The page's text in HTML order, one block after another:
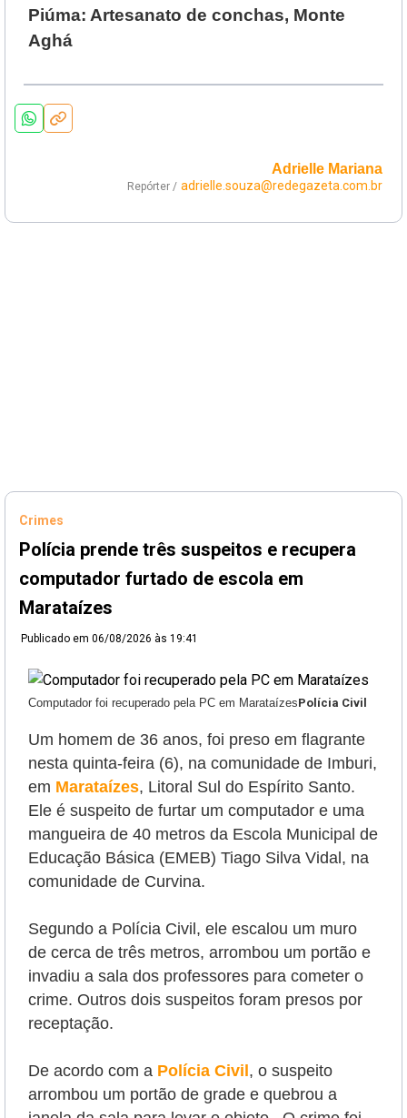
Piúma: Artesanato de conchas, Monte
Aghá
Adrielle Mariana
Repórter / adrielle.souza@redegazeta.com.br
Crimes
Polícia prende três suspeitos e recupera
computador furtado de escola em
Marataízes
Publicado em 06/08/2026 às 19:41
Computador foi recuperado pela PC em MarataízesPolícia Civil
Um homem de 36 anos, foi preso em flagrante
nesta quinta-feira (6), na comunidade de Imburi,
em Marataízes, Litoral Sul do Espírito Santo.
Ele é suspeito de furtar um computador e uma
mangueira de 40 metros da Escola Municipal de
Educação Básica (EMEB) Tiago Silva Vidal, na
comunidade de Curvina.
Segundo a Polícia Civil, ele escalou um muro
de cerca de três metros, arrombou um portão e
invadiu a sala dos professores para cometer o
crime. Outros dois suspeitos foram presos por
receptação.
De acordo com a Polícia Civil , o suspeito
arrombou um portão de grade e quebrou a